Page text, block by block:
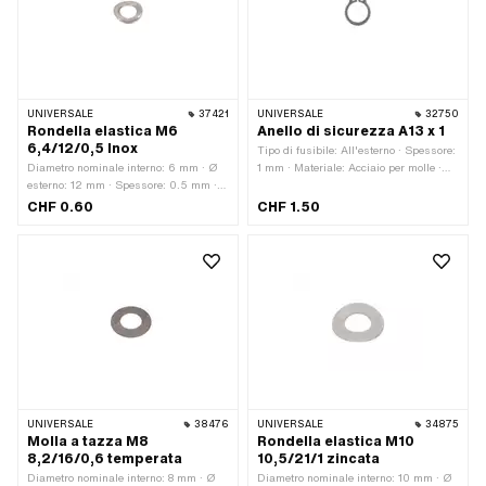
UNIVERSALE 37421
Rondella elastica M6
6,4/12/0,5 Inox
Diametro nominale interno: 6 mm · Ø
esterno: 12 mm · Spessore: 0.5 mm ·
Materiale: Acciaio al cromo
· Ø interno: 6.4 mm · Dimensione della
CHF 0.60
UNIVERSALE 32750
Anello di sicurezza A13 x 1
Tipo di fusibile: All'esterno · Spessore:
1 mm · Materiale: Acciaio per molle ·
nominale: 13 mm · Luogo di utilizzo:
CHF 1.50
UNIVERSALE 38476
Molla a tazza M8
8,2/16/0,6 temperata
Diametro nominale interno: 8 mm · Ø
UNIVERSALE 34875
Rondella elastica M10
10,5/21/1 zincata
Diametro nominale interno: 10 mm · Ø